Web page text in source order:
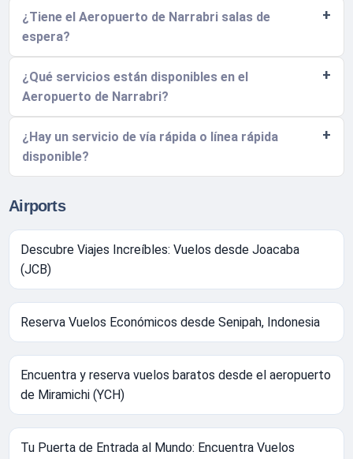
¿Tiene el Aeropuerto de Narrabri salas de
espera?
¿Qué servicios están disponibles en el
Aeropuerto de Narrabri?
¿Hay un servicio de vía rápida o línea rápida
disponible?
Airports
Descubre Viajes Increíbles: Vuelos desde Joacaba
(JCB)
Reserva Vuelos Económicos desde Senipah, Indonesia
Encuentra y reserva vuelos baratos desde el aeropuerto
de Miramichi (YCH)
Tu Puerta de Entrada al Mundo: Encuentra Vuelos